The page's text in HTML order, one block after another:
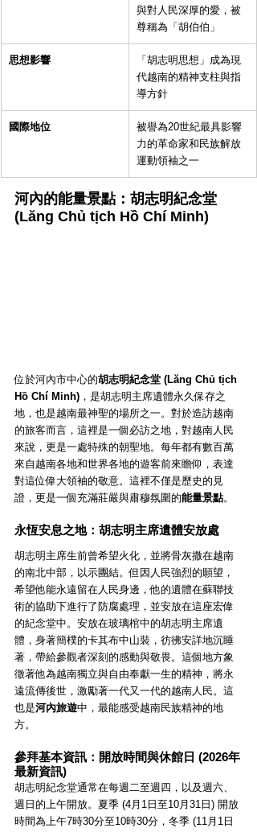
與對人民深厚的愛，被
尊稱為「胡伯伯」
思想影響
「胡志明思想」成為現
代越南的精神支柱與指
導方針
國際地位
被譽為20世紀最具影響
力的革命家和民族解放
運動領袖之一
河內的能量景點：胡志明紀念堂
(Lăng Chủ tịch Hồ Chí Minh)
位於河內市中心的胡志明紀念堂 (Lăng Chủ tịch
Hồ Chí Minh) ，是胡志明主席遺體永久保存之
地，也是越南最神聖的場所之一。對於造訪越南
的旅客而言，這裡是一個必訪之地，對越南人民
來說，更是一處特殊的朝聖地。每年都有數百萬
來自越南各地和世界各地的遊客前來瞻仰，表達
對這位偉大領袖的敬意。這裡不僅是歷史的見
證，更是一個充滿莊嚴與肅穆氛圍的能量景點。
永恆安息之地：胡志明主席遺體安放處
胡志明主席生前曾希望火化，並將骨灰撒在越南
的南北中部，以示團結。但因人民強烈的願望，
希望他能永遠留在人民身邊，他的遺體在蘇聯技
術的協助下進行了防腐處理，並安放在這座宏偉
的紀念堂中。安放在玻璃棺中的胡志明主席遺
體，身著簡樸的卡其布中山裝，彷彿安詳地沉睡
著，帶給參觀者深刻的感動與敬畏。這個地方象
徵著他為越南獨立與自由奉獻一生的精神，將永
遠流傳後世，激勵著一代又一代的越南人民。這
也是河內旅遊中，最能感受越南民族精神的地
方。
參拜基本資訊：開放時間與休館日 (2026年
最新資訊)
胡志明紀念堂通常在每週二至週四，以及週六、
週日的上午開放。夏季 (4月1日至10月31日) 開放
時間為上午7時30分至10時30分，冬季 (11月1日